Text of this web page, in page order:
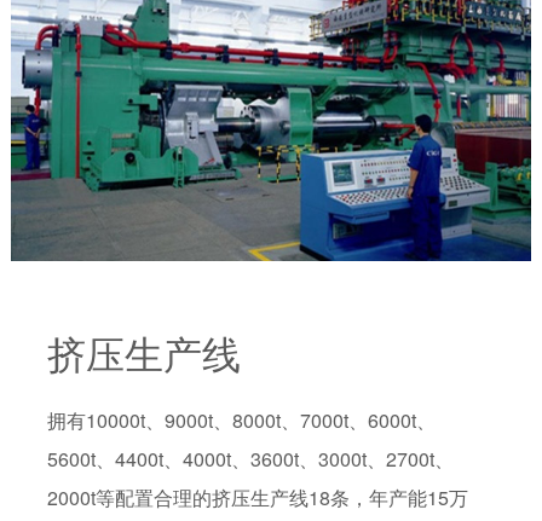
挤压生产线
拥有10000t、9000t、8000t、7000t、6000t、
5600t、4400t、4000t、3600t、3000t、2700t、
2000t等配置合理的挤压生产线18条，年产能15万